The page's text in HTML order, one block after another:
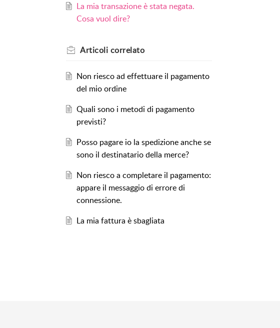
La mia transazione è stata negata.
Cosa vuol dire?
Articoli correlato
Non riesco ad effettuare il pagamento
del mio ordine
Quali sono i metodi di pagamento
previsti?
Posso pagare io la spedizione anche se
sono il destinatario della merce?
Non riesco a completare il pagamento:
appare il messaggio di errore di
connessione.
La mia fattura è sbagliata